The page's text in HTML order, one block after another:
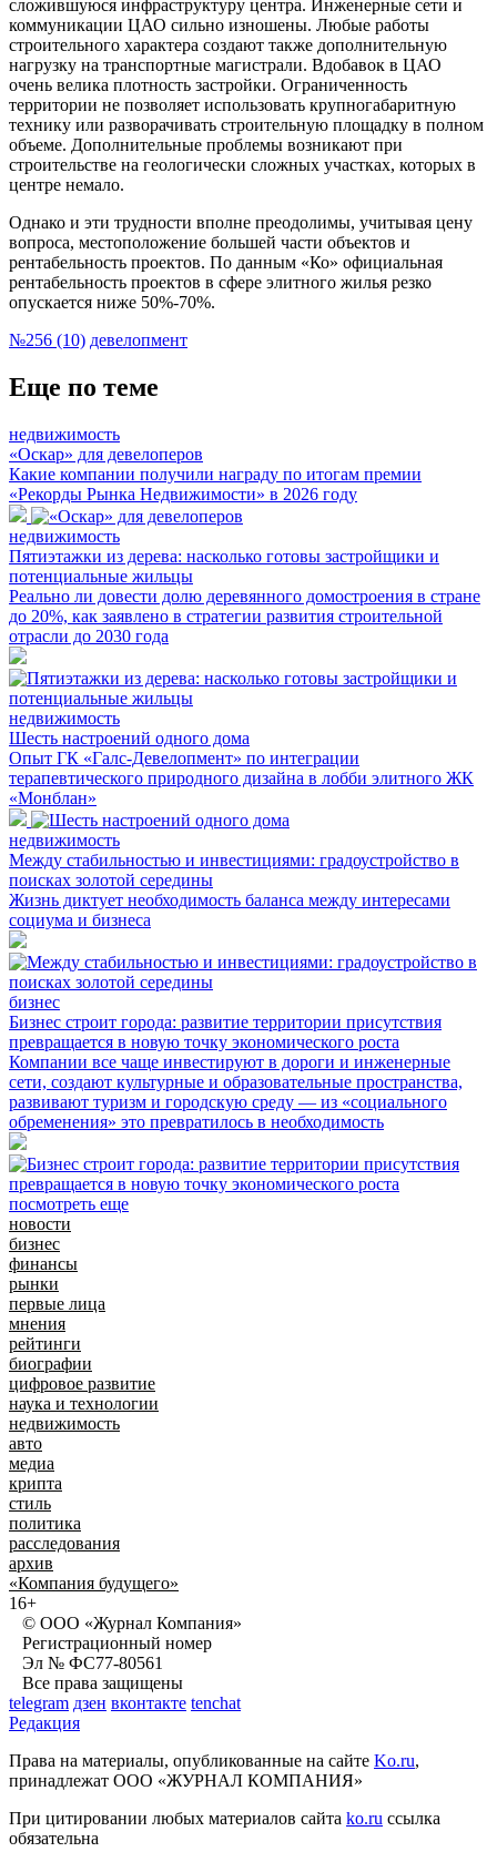
сложившуюся инфраструктуру центра. Инженерные сети и
коммуникации ЦАО сильно изношены. Любые работы
строительного характера создают также дополнительную
нагрузку на транспортные магистрали. Вдобавок в ЦАО
очень велика плотность застройки. Ограниченность
территории не позволяет использовать крупногабаритную
технику или разворачивать строительную площадку в полном
объеме. Дополнительные проблемы возникают при
строительстве на геологически сложных участках, которых в
центре немало.
Однако и эти трудности вполне преодолимы, учитывая цену
вопроса, местоположение большей части объектов и
рентабельность проектов. По данным «Ко» официальная
рентабельность проектов в сфере элитного жилья резко
опускается ниже 50%-70%.
№256 (10) девелопмент
Еще по теме
недвижимость
«Оскар» для девелоперов
Какие компании получили награду по итогам премии
«Рекорды Рынка Недвижимости» в 2026 году
недвижимость
Пятиэтажки из дерева: насколько готовы застройщики и
потенциальные жильцы
Реально ли довести долю деревянного домостроения в стране
до 20%, как заявлено в стратегии развития строительной
отрасли до 2030 года
недвижимость
Шесть настроений одного дома
Опыт ГК «Галс-Девелопмент» по интеграции
терапевтического природного дизайна в лобби элитного ЖК
«Монблан»
недвижимость
Между стабильностью и инвестициями: градоустройство в
поисках золотой середины
Жизнь диктует необходимость баланса между интересами
социума и бизнеса
бизнес
Бизнес строит города: развитие территории присутствия
превращается в новую точку экономического роста
Компании все чаще инвестируют в дороги и инженерные
сети, создают культурные и образовательные пространства,
развивают туризм и городскую среду — из «социального
обременения» это превратилось в необходимость
посмотреть еще
новости
бизнес
финансы
рынки
первые лица
мнения
рейтинги
биографии
цифровое развитие
наука и технологии
недвижимость
авто
медиа
крипта
стиль
политика
расследования
архив
«Компания будущего»
16+
© ООО «Журнал Компания»
Регистрационный номер
Эл № ФС77-80561
Все права защищены
telegram дзен вконтакте tenchat
Редакция
Права на материалы, опубликованные на сайте Ko.ru,
принадлежат ООО «ЖУРНАЛ КОМПАНИЯ»
При цитировании любых материалов сайта ko.ru ссылка
обязательна